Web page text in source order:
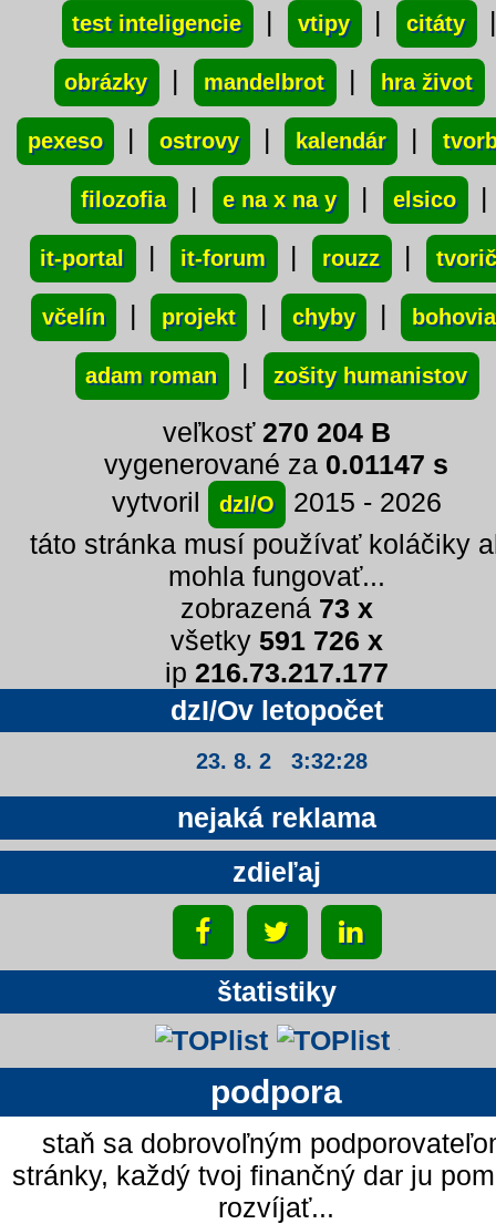
test inteligencie | vtipy | citáty
obrázky | mandelbrot | hra život
pexeso | ostrovy | kalendár |
filozofia | e na x na y | elsico |
it-portal | it-forum | rouzz |
včelín | projekt | chyby | bohovia
adam roman | zošity humanistov
veľkosť 270 204 B
vygenerované za 0.01147 s
vytvoril
dzI/O
2015 - 2026
táto stránka musí používať koláčiky
mohla fungovať...
zobrazená 73 x
všetky 591 726 x
ip 216.73.217.177
dzI/Ov letopočet
23. 8. 2 3:32:29
nejaká reklama
zdieľaj
štatistiky
podpora
staň sa dobrovoľným
stránky, každý tvoj finančný dar ju
rozvíjať...